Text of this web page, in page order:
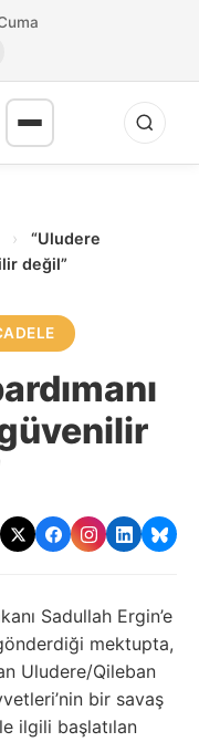
›
“Uludere
değil”
Sadullah Ergin’e
mektupta,
Uludere/Qileban
bir savaş
ilgili başlatılan